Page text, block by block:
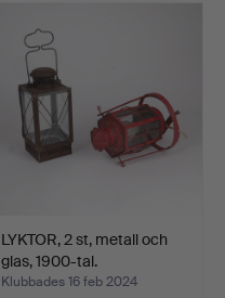
LYKTOR, 2 st, metall och
glas, 1900-tal.
Klubbades 16 feb 2024